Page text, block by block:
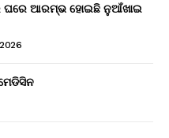
ଘରେ ଆରମ୍ଭ ହୋଇଛି ନୁଆଁଖାଇ